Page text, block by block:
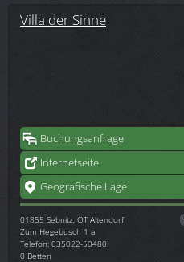
Villa der Sinne
Buchungsanfrage
Internetseite
Geografische Lage
01855 Sebnitz, OT Altendorf
Zum Hegebusch 1 a
Telefon: 035022-50480
0 Betten